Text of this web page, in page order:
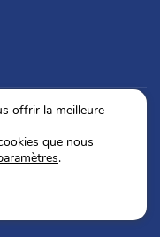
réservés.
offrir la meilleure
que nous
.